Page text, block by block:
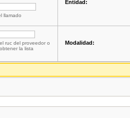
llamado
Entidad:
ruc del proveedor o
la lista
Modalidad: